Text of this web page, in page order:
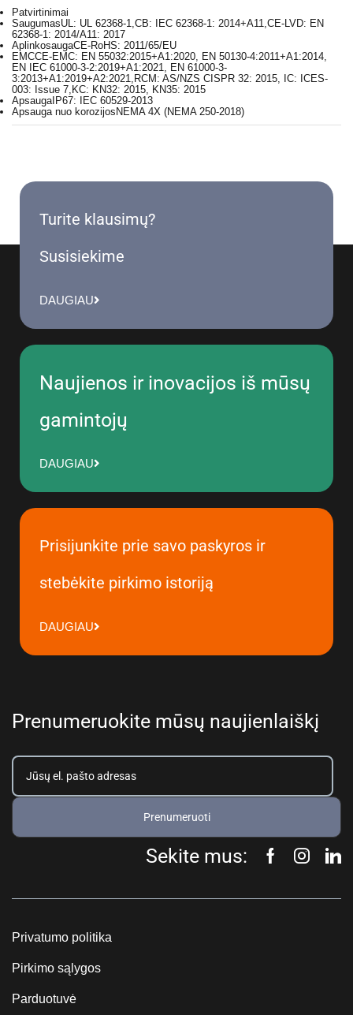
Patvirtinimai
SaugumasUL: UL 62368-1,CB: IEC 62368-1: 2014+A11,CE-LVD: EN
62368-1: 2014/A11: 2017
AplinkosaugaCE-RoHS: 2011/65/EU
EMCCE-EMC: EN 55032:2015+A1:2020, EN 50130-4:2011+A1:2014,
EN IEC 61000-3-2:2019+A1:2021, EN 61000-3-
3:2013+A1:2019+A2:2021,RCM: AS/NZS CISPR 32: 2015, IC: ICES-
003: Issue 7,KC: KN32: 2015, KN35: 2015
ApsaugaIP67: IEC 60529-2013
Apsauga nuo korozijos NEMA 4X (NEMA 250-2018)
Turite klausimų?
Susisiekime
DAUGIAU
Naujienos ir inovacijos iš mūsų
gamintojų
DAUGIAU
Prisijunkite prie savo paskyros ir
stebėkite pirkimo istoriją
DAUGIAU
Prenumeruokite mūsų naujienlaiškį
Prenumeruoti
Sekite mus:
Privatumo politika
Pirkimo sąlygos
Parduotuvė